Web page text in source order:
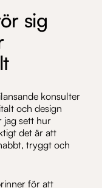
sig
konsulter
och design
jag sett hur
det är att
tryggt och
för att